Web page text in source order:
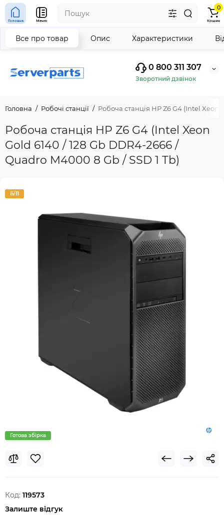
0 800 311 307
Зворотний дзвінок
Головна Меню
0
Кошик
Головна Робочі станції Робоча станція HP Z6 G4 (Intel Xeon
Робоча станція HP Z6 G4 (Intel Xeon
Gold 6140 / 128 Gb DDR4-2666 /
Quadro M4000 8 Gb / SSD 1 Tb)
Все про товар Опис Характеристики
Б/В
Готова збірка
Код: 119573
Залиште відгук